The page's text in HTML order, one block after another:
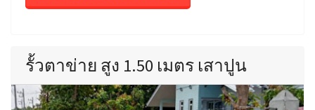
รั้วตาข่าย สูง 1.50 เมตร เสาปูน